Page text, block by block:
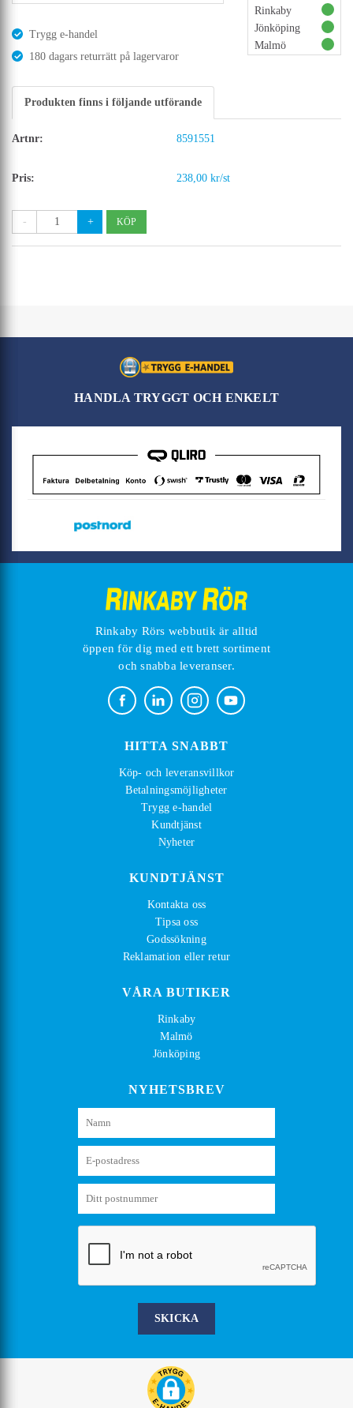
Trygg e-handel
180 dagars returrätt på lagervaror
Rinkaby
Jönköping
Malmö
Produkten finns i följande utförande
8591551
238,00 kr/st
- +
HANDLA TRYGGT OCH ENKELT
Rinkaby Rörs webbutik är alltid
öppen för dig med ett brett sortiment
och snabba leveranser.
HITTA SNABBT
Köp- och leveransvillkor
Betalningsmöjligheter
Trygg e-handel
Kundtjänst
Nyheter
KUNDTJÄNST
Kontakta oss
Tipsa oss
Godssökning
Reklamation eller retur
VÅRA BUTIKER
Rinkaby
Malmö
Jönköping
NYHETSBREV
SKICKA